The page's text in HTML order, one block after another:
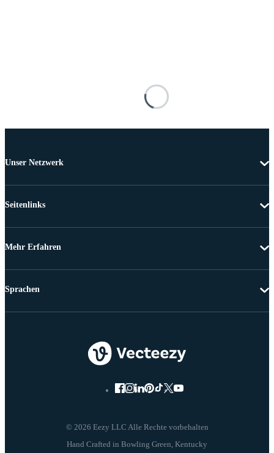
Unser Netzwerk
Seitenlinks
Mehr Erfahren
© 2026 Eezy LLC Alle Rechte vorbehalten
Sprachen